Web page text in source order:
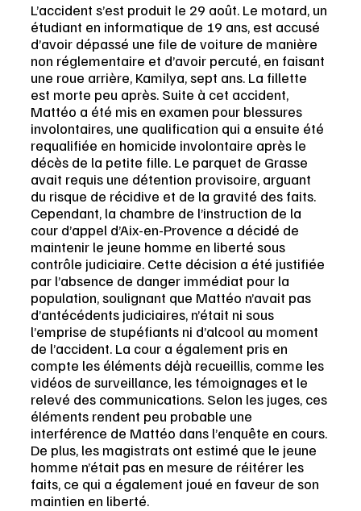
L’accident s’est produit le 29 août. Le motard, un
étudiant en informatique de 19 ans, est accusé
d’avoir dépassé une file de voiture de manière
non réglementaire et d’avoir percuté, en faisant
une roue arrière, Kamilya, sept ans. La fillette
est morte peu après. Suite à cet accident,
Mattéo a été mis en examen pour blessures
involontaires, une qualification qui a ensuite été
requalifiée en homicide involontaire après le
décès de la petite fille. Le parquet de Grasse
avait requis une détention provisoire, arguant
du risque de récidive et de la gravité des faits.
Cependant, la chambre de l’instruction de la
cour d’appel d’Aix-en-Provence a décidé de
maintenir le jeune homme en liberté sous
contrôle judiciaire. Cette décision a été justifiée
par l’absence de danger immédiat pour la
population, soulignant que Mattéo n’avait pas
d’antécédents judiciaires, n’était ni sous
l’emprise de stupéfiants ni d’alcool au moment
de l’accident. La cour a également pris en
compte les éléments déjà recueillis, comme les
vidéos de surveillance, les témoignages et le
relevé des communications. Selon les juges, ces
éléments rendent peu probable une
interférence de Mattéo dans l’enquête en cours.
De plus, les magistrats ont estimé que le jeune
homme n’était pas en mesure de réitérer les
faits, ce qui a également joué en faveur de son
maintien en liberté.